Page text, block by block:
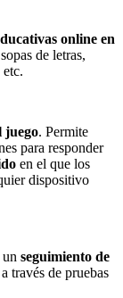
online en
de letras,
juego. Permite
para responder
en el que los
dispositivo
seguimiento de
través de pruebas